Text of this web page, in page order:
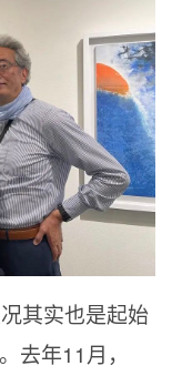
其实也是起始
去年11月，